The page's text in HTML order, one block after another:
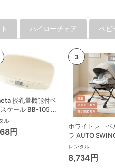
ハイローチェア ベビ
授乳量機能付ベ
ケール BB-105 タ
ベビースケ
体重計
ル
円
ホワイトレーベ
ラ AUTO
Long スリープ
コンビ(Combi)
チェア・ベビー
レンタル
8,734円